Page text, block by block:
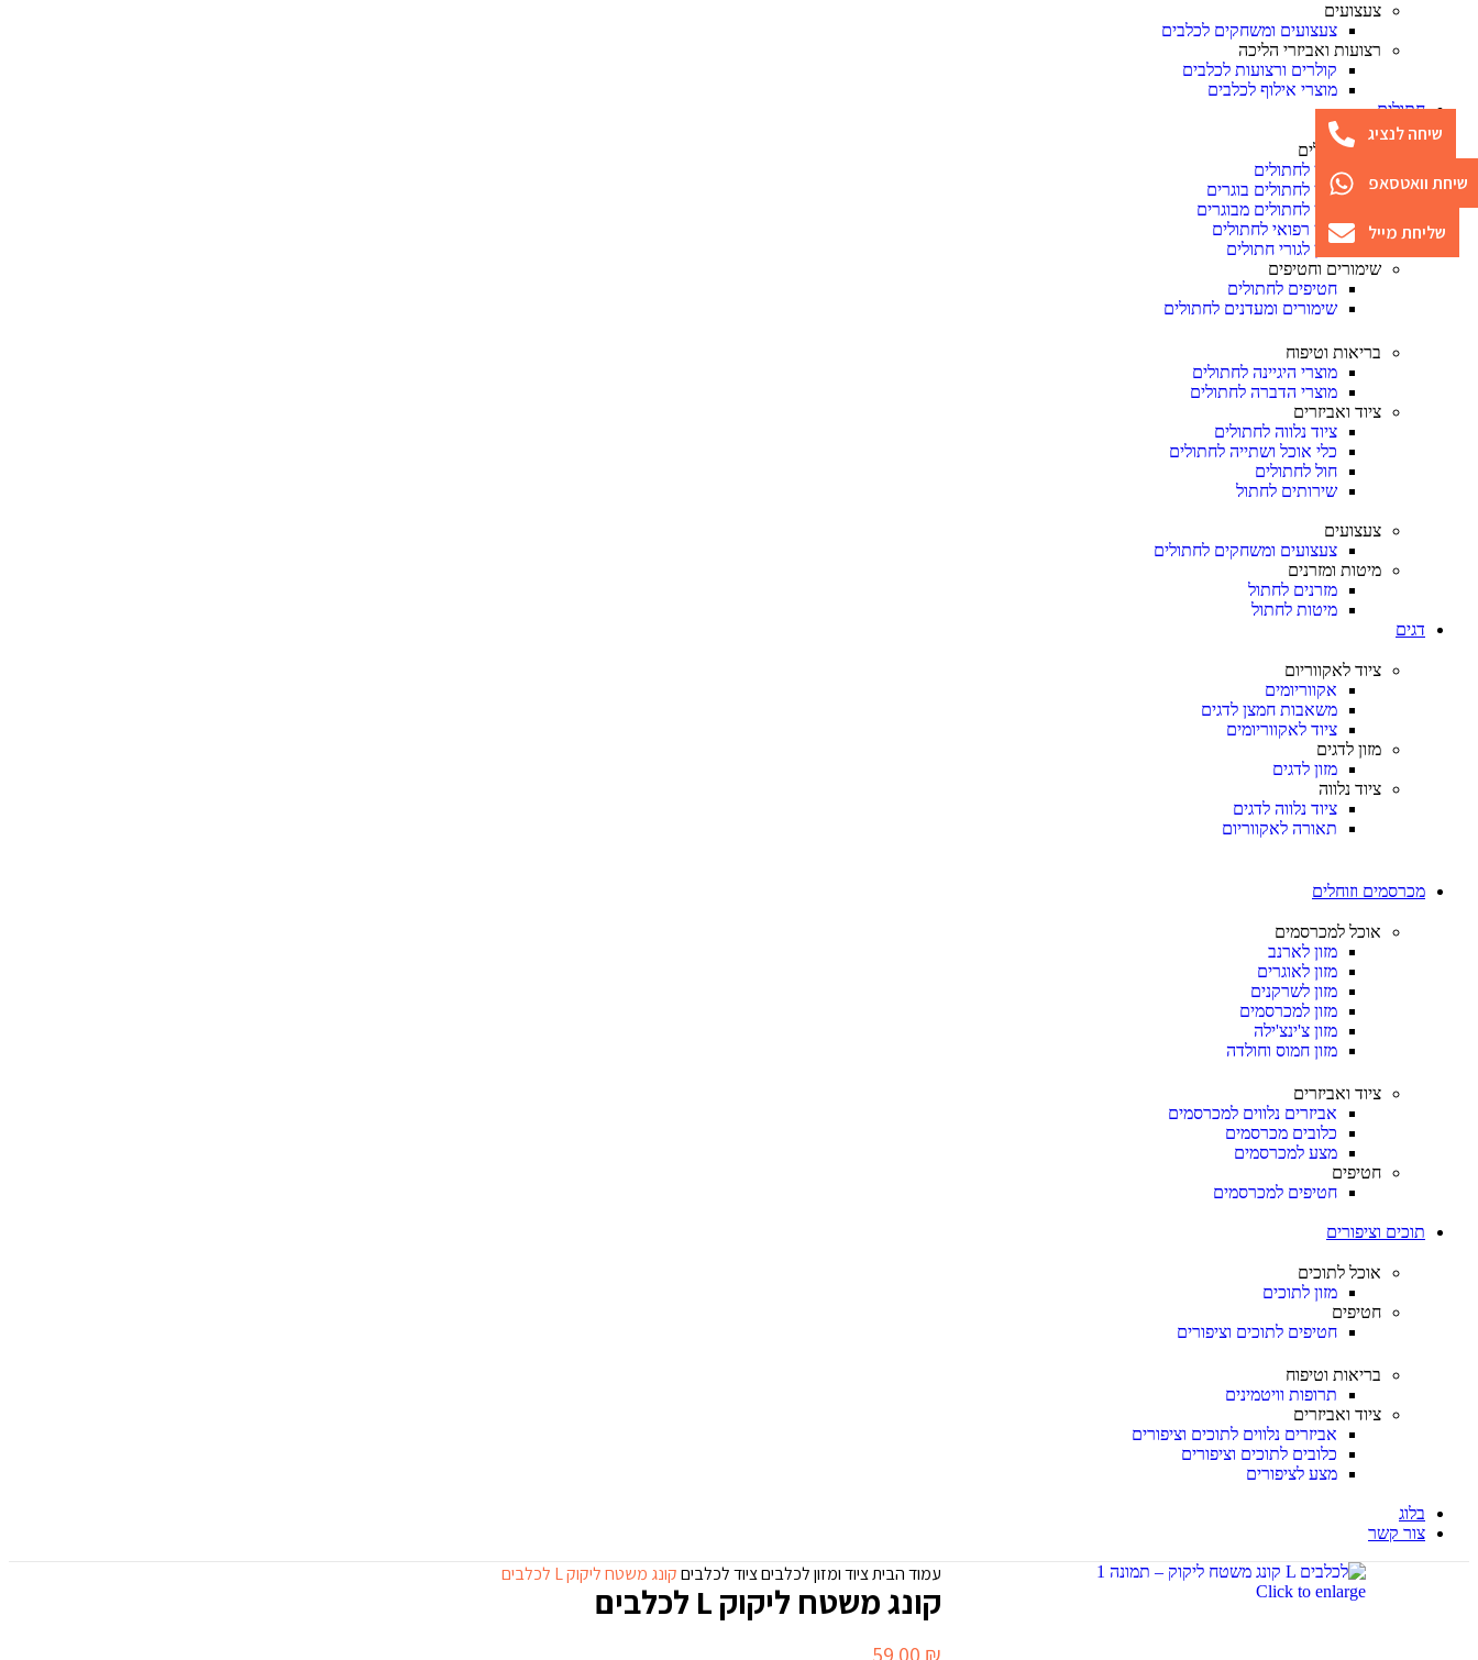
צעצועים
צעצועים ומשחקים לכלבים
רצועות ואביזרי הליכה
קולרים ורצועות לכלבים
מוצרי אילוף לכלבים
חתולים
מזון לחתולים
מזון לחתולים
מזון לחתולים בוגרים
מזון לחתולים מבוגרים
מזון רפואי לחתולים
מזון לגורי חתולים
שימורים וחטיפים
חטיפים לחתולים
שימורים ומעדנים לחתולים
בריאות וטיפוח
מוצרי היגיינה לחתולים
מוצרי הדברה לחתולים
ציוד ואביזרים
ציוד נלווה לחתולים
כלי אוכל ושתייה לחתולים
חול לחתולים
שירותים לחתול
צעצועים
צעצועים ומשחקים לחתולים
מיטות ומזרנים
מזרנים לחתול
מיטות לחתול
דגים
ציוד לאקווריום
אקווריומים
משאבות חמצן לדגים
ציוד לאקווריומים
מזון לדגים
מזון לדגים
ציוד נלווה
ציוד נלווה לדגים
תאורה לאקווריום
מכרסמים וזוחלים
אוכל למכרסמים
מזון לארנב
מזון לאוגרים
מזון לשרקנים
מזון למכרסמים
מזון צ'ינצ'ילה
מזון חמוס וחולדה
ציוד ואביזרים
אביזרים נלווים למכרסמים
כלובים מכרסמים
מצע למכרסמים
חטיפים
חטיפים למכרסמים
תוכים וציפורים
אוכל לתוכים
מזון לתוכים
חטיפים
חטיפים לתוכים וציפורים
בריאות וטיפוח
תרופות וויטמינים
ציוד ואביזרים
אביזרים נלווים לתוכים וציפורים
כלובים לתוכים וציפורים
מצע לציפורים
בלוג
צור קשר
Click to enlarge
עמוד הביתציוד ומזון לכלביםציוד לכלביםקונג משטח ליקוק L לכלבים
קונג משטח ליקוק L לכלבים
שיחה לנציג
שיחת וואטסאפ
שליחת מייל